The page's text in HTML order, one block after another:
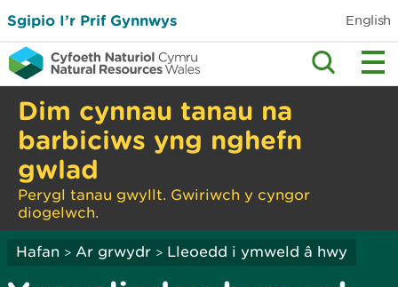
Sgipio I’r Prif Gynnwys English
Dim cynnau tanau na
barbiciws yng nghefn
gwlad
Perygl tanau gwyllt. Gwiriwch y cyngor
diogelwch.
Hafan > Ar grwydr > Lleoedd i ymweld â hwy